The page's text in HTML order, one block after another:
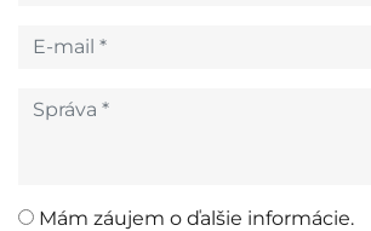
Mám záujem o ďalšie informácie.